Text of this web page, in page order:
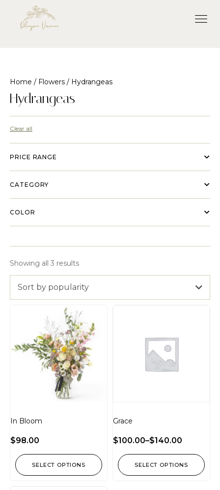
Home / Flowers / Hydrangeas
Hydrangeas
Clear all
PRICE RANGE
CATEGORY
COLOR
Showing all 3 results
Sort by popularity
In Bloom
$98.00
SELECT OPTIONS
Grace
$100.00–$140.00
SELECT OPTIONS